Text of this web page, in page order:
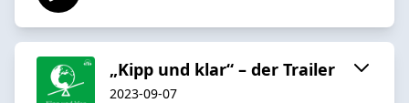
„Kipp und klar“ – der Trailer
2023-09-07